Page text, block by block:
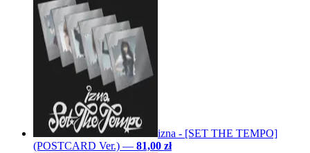
izna - [SET THE TEMPO]
(POSTCARD Ver.) — 81,00 zł